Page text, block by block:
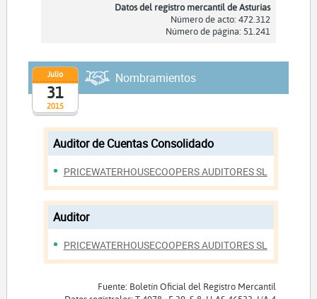
Datos del registro mercantil de Asturias
Número de acto: 472.312
Número de página: 51.241
2015
Julio
31
Nombramientos
Auditor de Cuentas Consolidado
PRICEWATERHOUSECOOPERS AUDITORES SL
Auditor
PRICEWATERHOUSECOOPERS AUDITORES SL
Fuente: Boletín Oficial del Registro Mercantil